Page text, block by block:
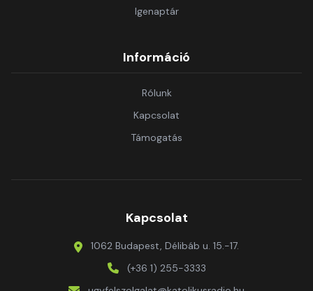
Igenaptár
Információ
Rólunk
Kapcsolat
Támogatás
Kapcsolat
1062 Budapest, Délibáb u. 15.-17.
(+36 1) 255-3333